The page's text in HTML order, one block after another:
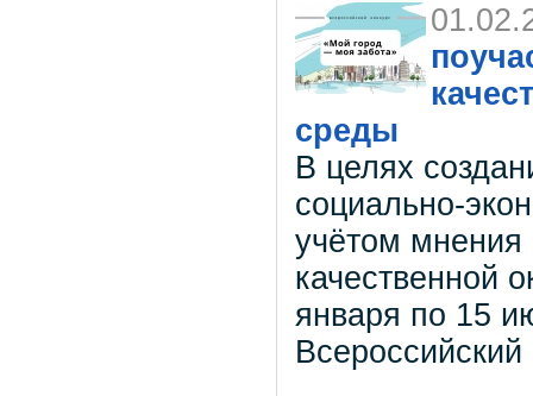
среды
В целях
социально-
учётом
качественной
января по 15